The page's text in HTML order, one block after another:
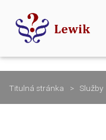
Titulná stránka Služby